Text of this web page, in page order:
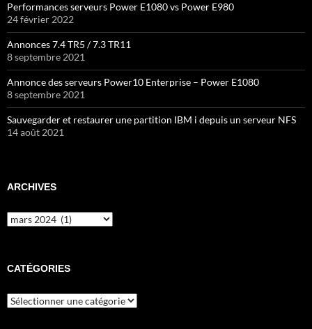
Performances serveurs Power E1080 vs Power E980
24 février 2022
Annonces 7.4 TR5 / 7.3 TR11
8 septembre 2021
Annonce des serveurs Power10 Enterprise – Power E1080
8 septembre 2021
Sauvegarder et restaurer une partition IBM i depuis un serveur NFS
14 août 2021
ARCHIVES
Archives
CATÉGORIES
Catégories